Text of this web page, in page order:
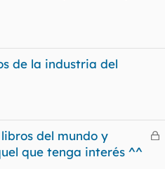
de la industria del
C
del mundo y
que tenga interés ^^